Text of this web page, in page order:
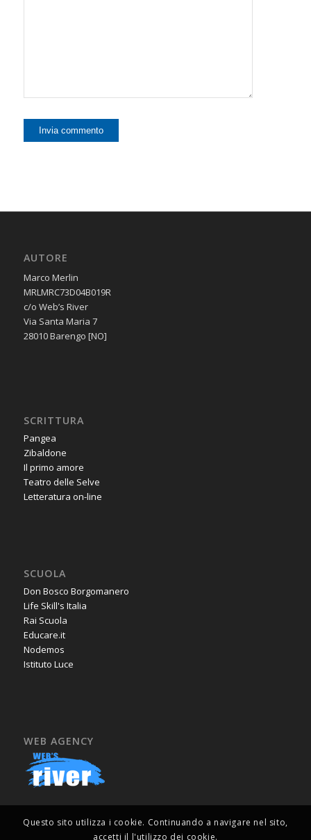
AUTORE
Marco Merlin
MRLMRC73D04B019R
c/o Web’s River
Via Santa Maria 7
28010 Barengo [NO]
SCRITTURA
Pangea
Zibaldone
Il primo amore
Teatro delle Selve
Letteratura on-line
SCUOLA
Don Bosco Borgomanero
Life Skill's Italia
Rai Scuola
Educare.it
Nodemos
Istituto Luce
WEB AGENCY
Questo sito utilizza i cookie. Continuando a navigare nel sito,
accetti il l'utilizzo dei cookie.